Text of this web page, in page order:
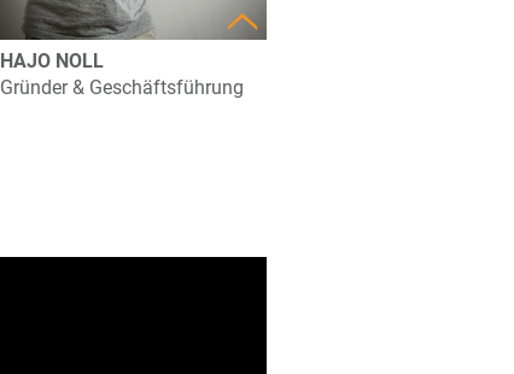
HAJO NOLL
Gründer & Geschäftsführung